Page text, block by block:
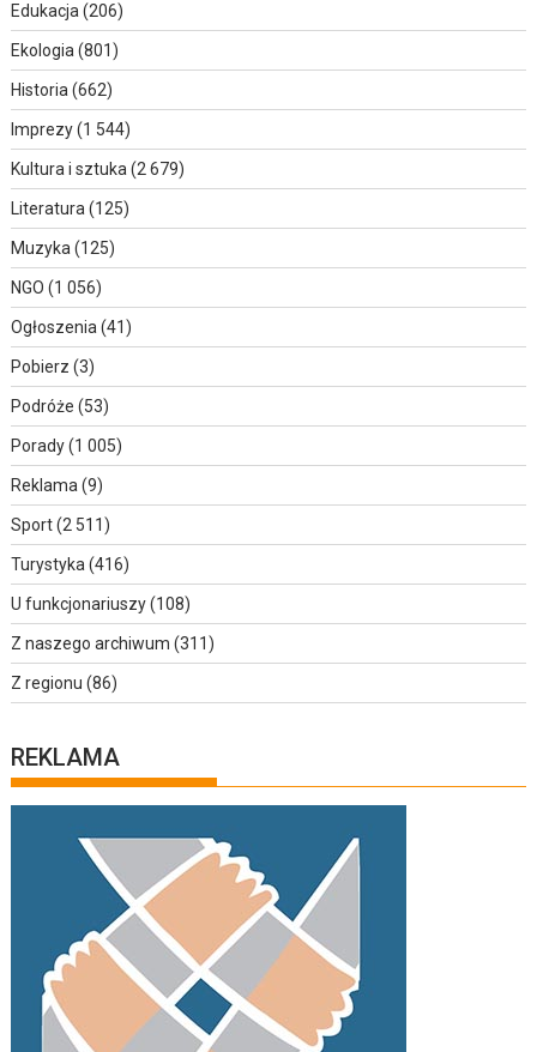
Edukacja(206)
Ekologia(801)
Historia(662)
Imprezy(1 544)
Kultura i sztuka(2 679)
Literatura(125)
Muzyka(125)
NGO (1 056)
Ogłoszenia(41)
Pobierz (3)
Podróże (53)
Porady(1 005)
Reklama(9)
Sport(2 511)
Turystyka(416)
U funkcjonariuszy(108)
Z naszego archiwum (311)
Z regionu (86)
REKLAMA